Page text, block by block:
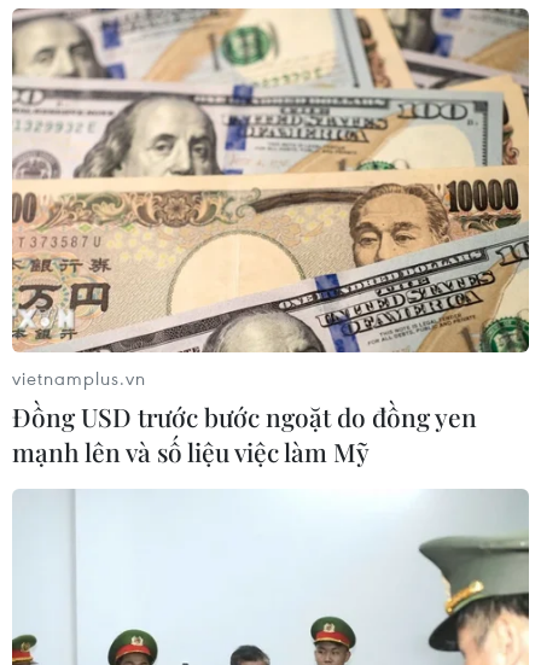
vietnamplus.vn
Đồng USD trước bước ngoặt do đồng yen
mạnh lên và số liệu việc làm Mỹ